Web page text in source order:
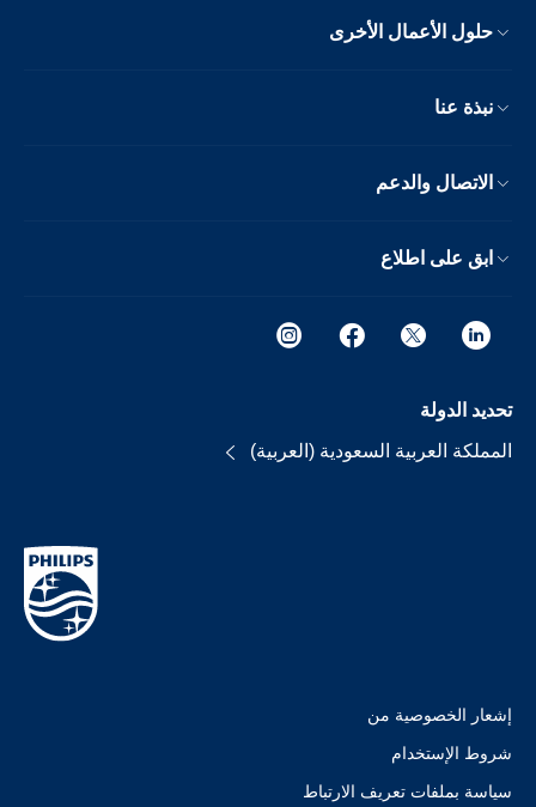
حلول الأعمال الأخرى
نبذة عنا
الاتصال والدعم
ابق على اطلاع
تحديد الدولة
المملكة العربية السعودية (العربية)
إشعار الخصوصية من
شروط الإستخدام
سياسة بملفات تعريف الارتباط